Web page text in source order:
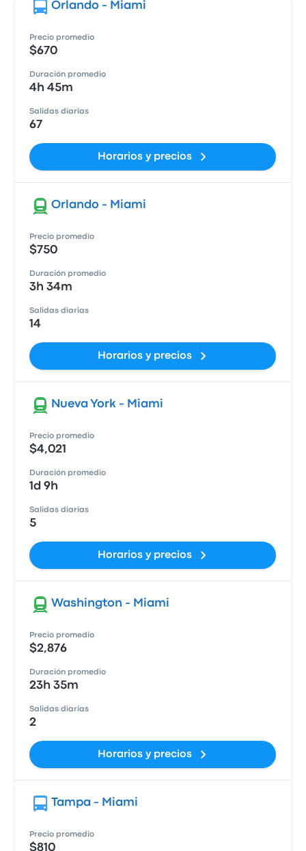
Orlando - Miami
Precio promedio
$670
Duración promedio
4h 45m
Salidas diarias
67
Horarios y precios
Orlando - Miami
Precio promedio
$750
Duración promedio
3h 34m
Salidas diarias
14
Horarios y precios
Nueva York - Miami
Precio promedio
$4,021
Duración promedio
1d 9h
Salidas diarias
5
Horarios y precios
Washington - Miami
Precio promedio
$2,876
Duración promedio
23h 35m
Salidas diarias
2
Horarios y precios
Tampa - Miami
Precio promedio
$810